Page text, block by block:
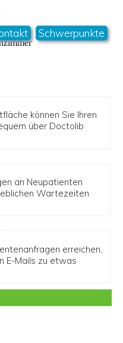
Schwerpunkte
können Sie Ihren
über Doctolib
an Neupatienten
Wartezeiten
erreichen,
E-Mails zu etwas